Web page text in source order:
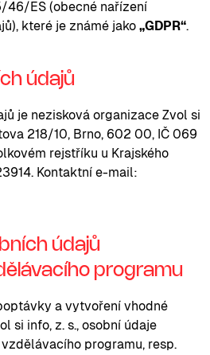
46/ES (obecné nařízení
které je známé jako „GDPR“.
údajů
je nezisková organizace Zvol si
218/10, Brno, 602 00, IČ 069
rejstříku u Krajského
Kontaktní e-mail:
údajů
programu
a vytvoření vhodné
si info, z. s., osobní údaje
programu, resp.